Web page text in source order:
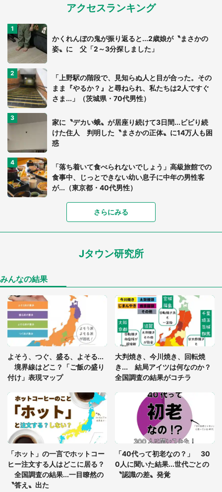
アクセスランキング
かくれんぼの鬼が振り返ると...2歳娘が〝まさかの
姿〟に 父「2～3分探しました」
「上野駅の階段で、見知らぬ人と目が合った。その
まま『やるか？』と尋ねられ、私たちは2人ですぐ
さま...」（茨城県・70代男性）
家に〝デカい蛾〟が居座り続けて3日間...ビビり続
けた住人 判明した〝まさかの正体〟に14万人も困
惑
「落ち着いて食べられないでしょう」高級旅館での
食事中、じっとできない幼い息子に中年の男性客
が...（東京都・40代男性）
「可愛いのにホラー」「事件性を感じる」 ふわふ
「孫にあげると思って、あなたにこれをあげる」
「ゾワゾワする」「本当に気持ち悪い」 道端でバ
グっちゃってた〝野生の野菜〟に6.5万人戦慄
「閉所恐怖症の私は新幹線で大パニック。隣席の青
年に『手を繋いで』とお願いしたら...」 体験談に
8万人感動
7万人驚がく 「お菓子売り場ならまだしも...」「ハ
ードル高い」
あまりにも四角すぎる猫、激写される 「これもう
座布団だろ」「食パンの耳」と1.4万人困惑
さらにみる
Jタウン研究所
みんなの結果
よそう、つぐ、盛る、よそる...
境界線はどこ？「ご飯の盛り
付け」表現マップ
大判焼き、今川焼き、回転焼
き... 結局アイツは何なのか？
全国調査の結果がコチラ
「ホット」の一言でホットコー
ヒー注文する人はどこに居る？
全国調査の結果...一目瞭然の
〝答え〟出た
「40代って初老なの？」 30
0人に聞いた結果...世代ごとの
〝認識の差〟発覚